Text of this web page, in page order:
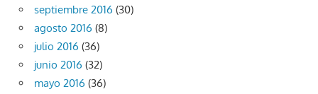
septiembre 2016 (30)
agosto 2016 (8)
julio 2016 (36)
junio 2016 (32)
mayo 2016 (36)